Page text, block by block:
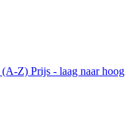
(A-Z) Prijs - laag naar hoog